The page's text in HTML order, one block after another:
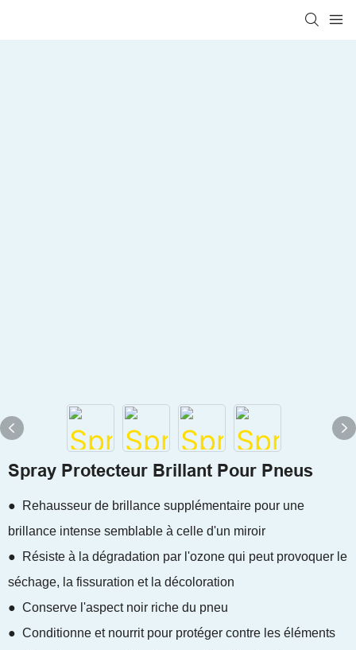
Spray Protecteur Brillant Pour Pneus
● Rehausseur de brillance supplémentaire pour une
brillance intense semblable à celle d'un miroir
● Résiste à la dégradation par l'ozone qui peut provoquer le
séchage, la fissuration et la décoloration
● Conserve l'aspect noir riche du pneu
● Conditionne et nourrit pour protéger contre les éléments